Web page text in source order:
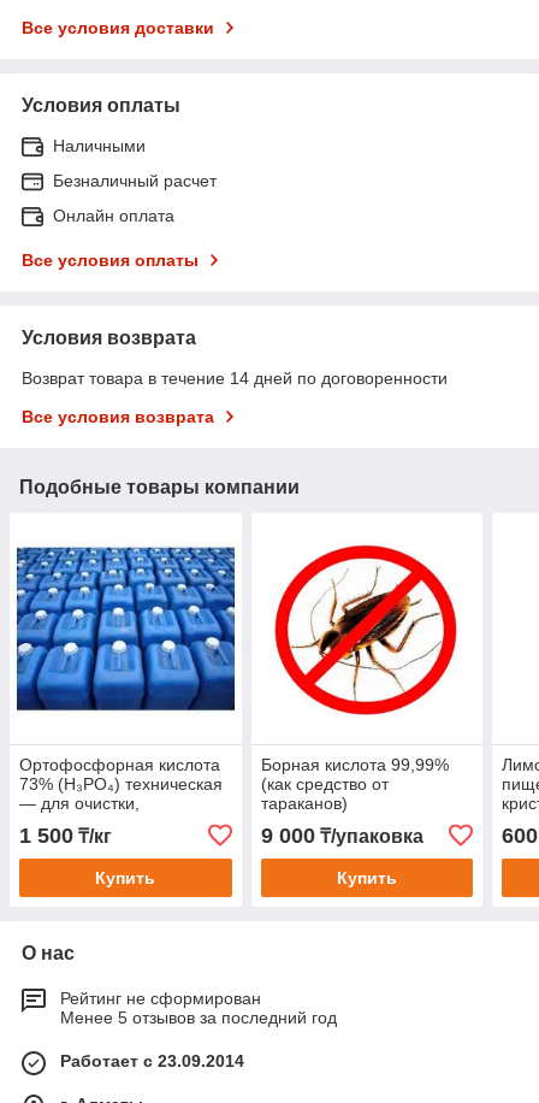
Все условия доставки
Условия оплаты
Наличными
Безналичный расчет
Онлайн оплата
Все условия оплаты
Условия возврата
Возврат товара в течение 14 дней по договоренности
Все условия возврата
Подобные товары компании
Ортофосфорная кислота
73% (H₃PO₄) техническая
— для очистки,
производства и
водоподготовки
1 500 ₸/кг
Купить
Борная кислота 99,99%
(как средство от
тараканов)
9 000₸/упаковка
Купить
О нас
Рейтинг не сформирован
Менее 5 отзывов за последний год
Работает с 23.09.2014